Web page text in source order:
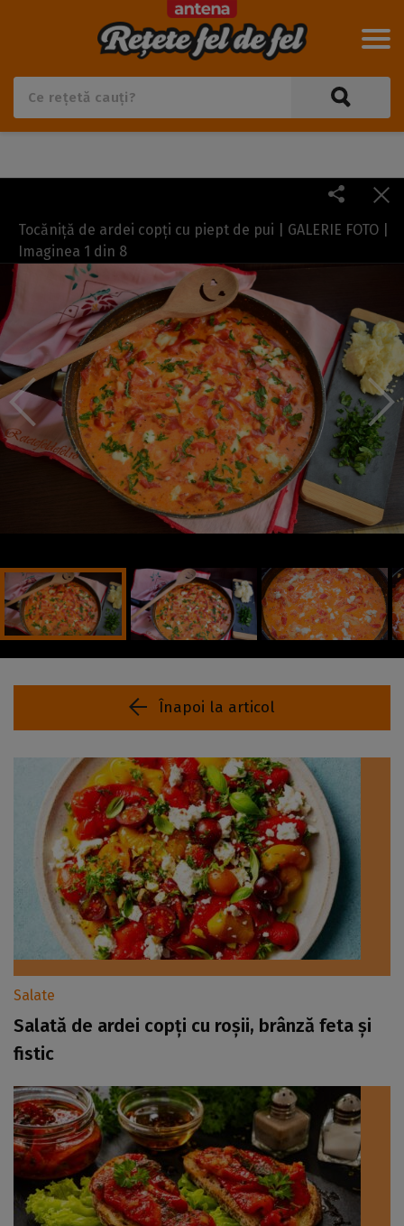
Tocăniță de ardei copți cu piept de pui | GALERIE FOTO |
Imaginea 1 din 8
Înapoi la articol
Salate
Salată de ardei copți cu roșii, brânză feta și
fistic